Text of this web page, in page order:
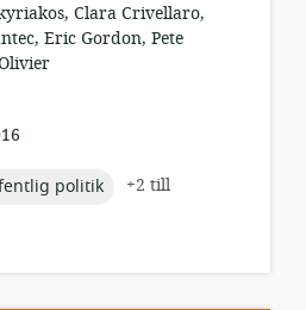
Clara Crivellaro,
Eric Gordon, Pete
politik
+2 till